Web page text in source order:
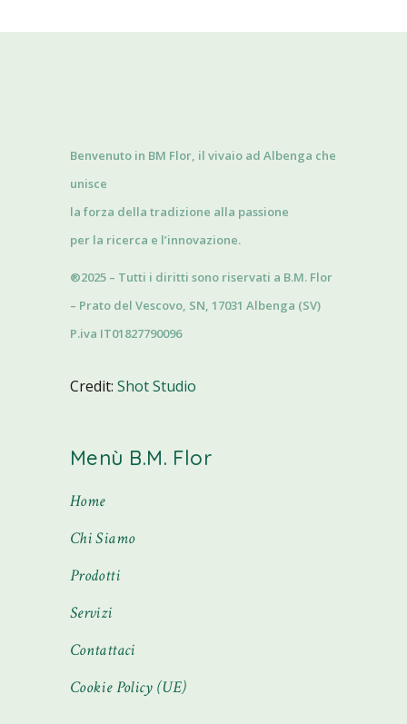
Benvenuto in BM Flor, il vivaio ad Albenga che
unisce
la forza della tradizione alla passione
per la ricerca e l’innovazione.
®2025 – Tutti i diritti sono riservati a B.M. Flor
– Prato del Vescovo, SN, 17031 Albenga (SV)
P.iva IT01827790096
Credit:Shot Studio
Menù B.M. Flor
Home
Chi Siamo
Prodotti
Servizi
Contattaci
Cookie Policy (UE)